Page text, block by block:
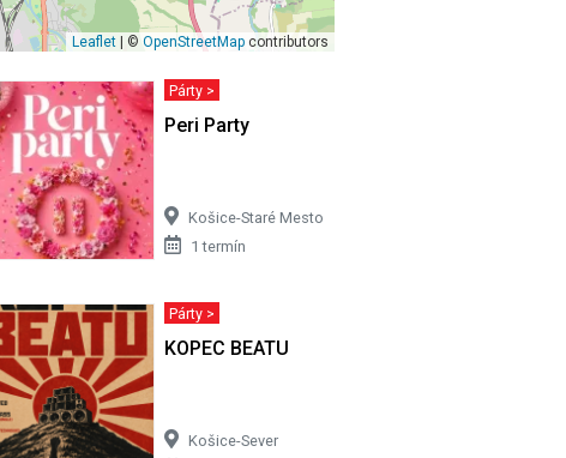
Leaflet | ©OpenStreetMap contributors
Párty >
Peri Party
Košice-Staré Mesto
1 termín
Párty >
KOPEC BEATU
Košice-Sever